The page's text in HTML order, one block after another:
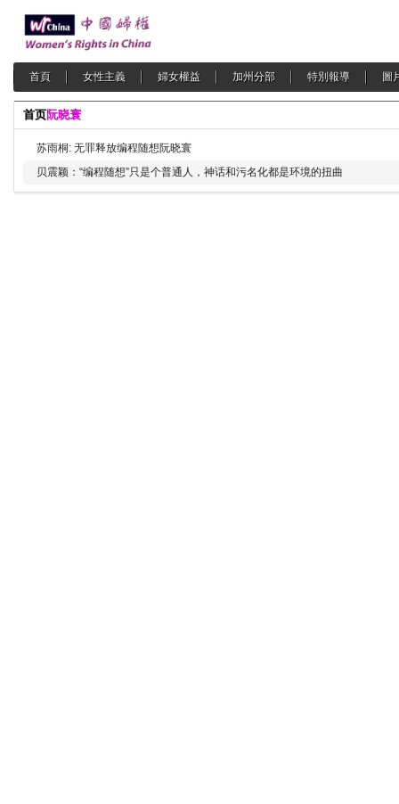
首頁 女性主義 婦女權益 加州分部 特別報導 圖
首页阮晓寰
苏雨桐: 无罪释放编程随想阮晓寰
贝震颖：“编程随想”只是个普通人，神话和污名化都是环境的扭曲